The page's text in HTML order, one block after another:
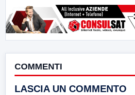
COMMENTI
LASCIA UN COMMENTO